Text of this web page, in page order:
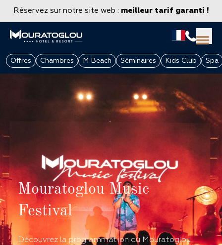
Réservez sur notre site web : meilleur tarif garanti !
GROUPES & ENTREPRISES
Offres Chambres M Beach Séminaires Kids Club Spa
Mouratoglou Music
Festival
Découvrez la programmation du Mouratoglou